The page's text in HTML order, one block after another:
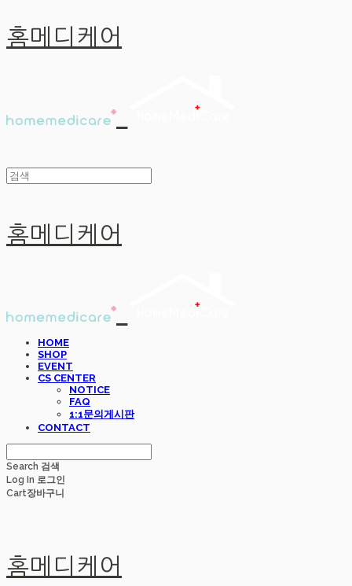
홈메디케어
홈메디케어
HOME
SHOP
EVENT
CS CENTER
NOTICE
FAQ
1:1문의게시판
CONTACT
Search 검색
Log In 로그인
Cart장바구니
홈메디케어